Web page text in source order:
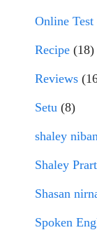
Online Test
Recipe (18)
Reviews
Setu (8)
shaley
Shaley
Shasan
Spoken